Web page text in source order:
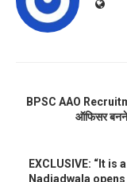
BPSC AAO
ऑफिसर बनने
EXCLUSIVE: “It
Nadiadwala